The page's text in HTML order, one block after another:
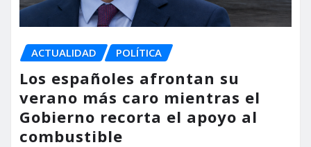
ACTUALIDAD POLÍTICA
Los españoles afrontan su
verano más caro mientras el
Gobierno recorta el apoyo al
combustible